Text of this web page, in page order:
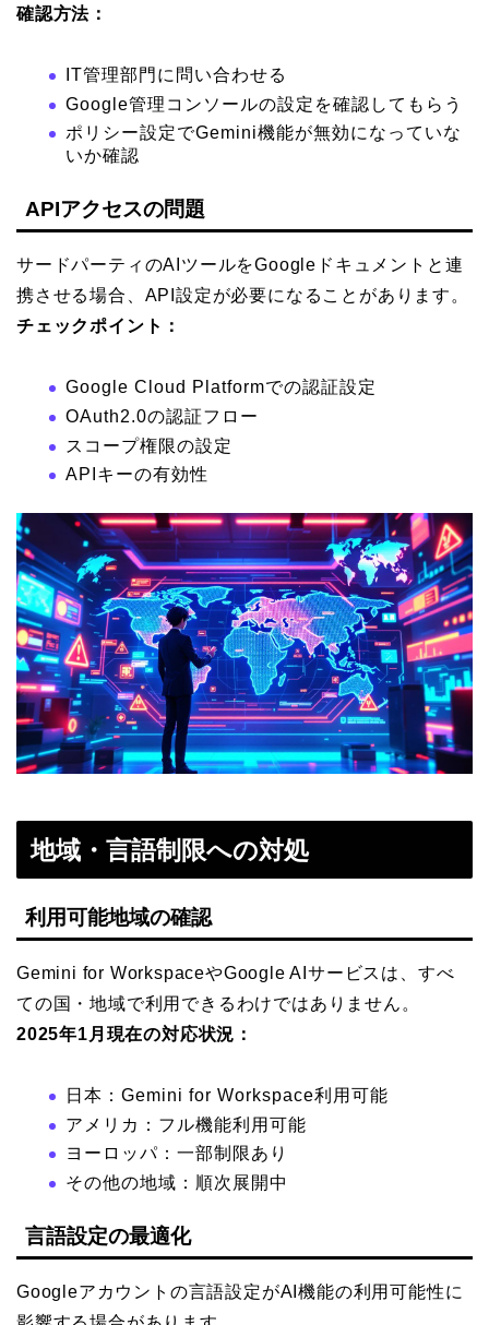
確認方法：
IT管理部門に問い合わせる
Google管理コンソールの設定を確認してもらう
ポリシー設定でGemini機能が無効になっていな
いか確認
APIアクセスの問題
サードパーティのAIツールをGoogleドキュメントと連
携させる場合、API設定が必要になることがあります。
チェックポイント：
Google Cloud Platformでの認証設定
OAuth2.0の認証フロー
スコープ権限の設定
APIキーの有効性
地域・言語制限への対処
利用可能地域の確認
Gemini for WorkspaceやGoogle AIサービスは、すべ
ての国・地域で利用できるわけではありません。
2025年1月現在の対応状況：
日本：Gemini for Workspace利用可能
アメリカ：フル機能利用可能
ヨーロッパ：一部制限あり
その他の地域：順次展開中
言語設定の最適化
Googleアカウントの言語設定がAI機能の利用可能性に